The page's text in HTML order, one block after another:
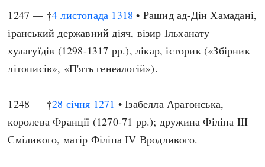
1247 — †4 листопада 1318 • Рашид ад-Дін Хамадані,
іранський державний діяч, візир Ільханату
хулагуїдів (1298-1317 рр.), лікар, історик («Збірник
літописів», «П'ять генеалогій»).
1248 — †28 січня 1271 • Ізабелла Арагонська,
королева Франції (1270-71 рр.); дружина Філіпа III
Сміливого, матір Філіпа IV Вродливого.